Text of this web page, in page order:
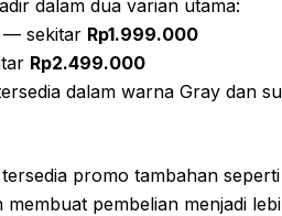
dalam dua varian utama:
— sekitar Rp1.999.000
Rp2.499.000
dalam warna Gray dan
promo tambahan
membuat pembelian menjadi